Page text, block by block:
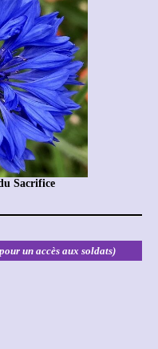
Sacrifice
un accès aux soldats)